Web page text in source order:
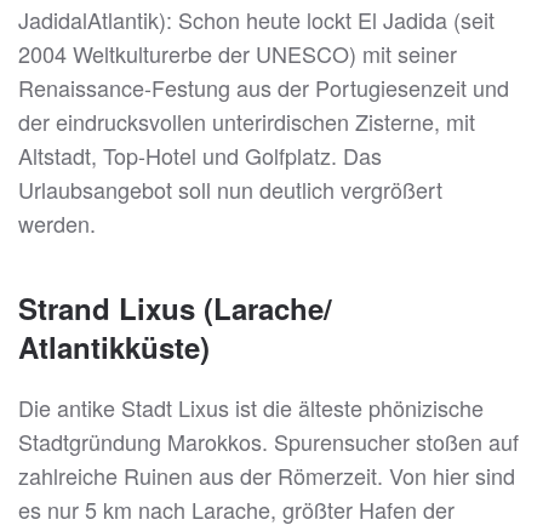
JadidalAtlantik): Schon heute lockt El Jadida (seit
2004 Weltkulturerbe der UNESCO) mit seiner
Renaissance-Festung aus der Portugiesenzeit und
der eindrucksvollen unterirdischen Zisterne, mit
Altstadt, Top-Hotel und Golfplatz. Das
Urlaubsangebot soll nun deutlich vergrößert
werden.
Strand Lixus (Larache/
Atlantikküste)
Die antike Stadt Lixus ist die älteste phönizische
Stadtgründung Marokkos. Spurensucher stoßen auf
zahlreiche Ruinen aus der Römerzeit. Von hier sind
es nur 5 km nach Larache, größter Hafen der